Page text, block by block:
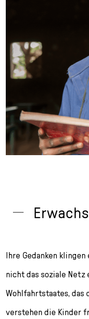
Ihre Gedanken
nicht das soziale Netz
Wohlfahrtstaates, das
verstehen die Kinder